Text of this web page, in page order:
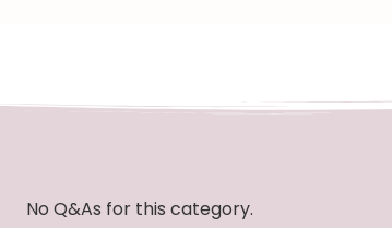
No Q&As for this category.